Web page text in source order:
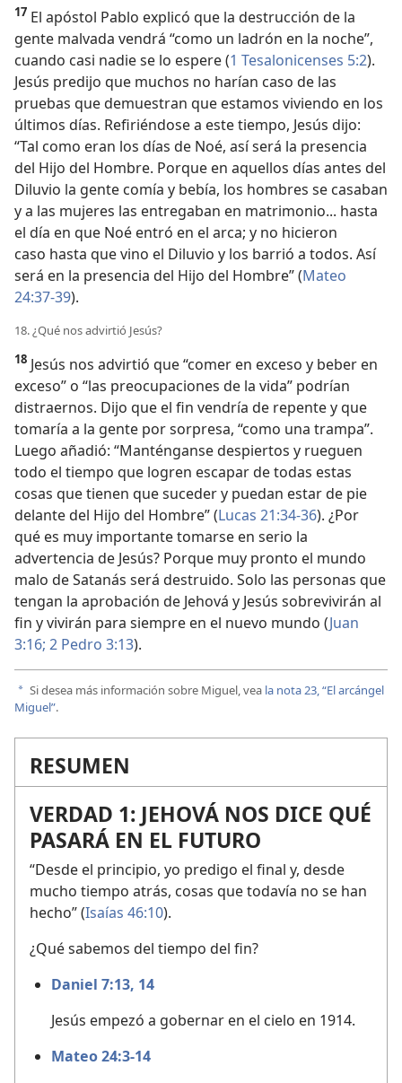
17 El apóstol Pablo explicó que la destrucción de la
gente malvada vendrá “como un ladrón en la noche”,
cuando casi nadie se lo espere (1 Tesalonicenses 5:2).
Jesús predijo que muchos no harían caso de las
pruebas que demuestran que estamos viviendo en los
últimos días. Refiriéndose a este tiempo, Jesús dijo:
“Tal como eran los días de Noé, así será la presencia
del Hijo del Hombre. Porque en aquellos días antes del
Diluvio la gente comía y bebía, los hombres se casaban
y a las mujeres las entregaban en matrimonio... hasta
el día en que Noé entró en el arca; y no hicieron
caso hasta que vino el Diluvio y los barrió a todos. Así
será en la presencia del Hijo del Hombre” (Mateo
24:37-39).
18. ¿Qué nos advirtió Jesús?
18 Jesús nos advirtió que “comer en exceso y beber en
exceso” o “las preocupaciones de la vida” podrían
distraernos. Dijo que el fin vendría de repente y que
tomaría a la gente por sorpresa, “como una trampa”.
Luego añadió: “Manténganse despiertos y rueguen
todo el tiempo que logren escapar de todas estas
cosas que tienen que suceder y puedan estar de pie
delante del Hijo del Hombre” (Lucas 21:34-36). ¿Por
qué es muy importante tomarse en serio la
advertencia de Jesús? Porque muy pronto el mundo
malo de Satanás será destruido. Solo las personas que
tengan la aprobación de Jehová y Jesús sobrevivirán al
fin y vivirán para siempre en el nuevo mundo (Juan
3:16; 2 Pedro 3:13).
a Si desea más información sobre Miguel, vea la nota 23, “El arcángel
Miguel”.
RESUMEN
VERDAD 1: JEHOVÁ NOS DICE QUÉ
PASARÁ EN EL FUTURO
“Desde el principio, yo predigo el final y, desde
mucho tiempo atrás, cosas que todavía no se han
hecho” (Isaías 46:10).
¿Qué sabemos del tiempo del fin?
Daniel 7:13, 14
Jesús empezó a gobernar en el cielo en 1914.
Mateo 24:3-14